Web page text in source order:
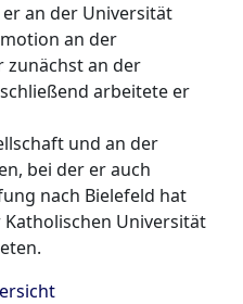
an der Universität
an der
zunächst an der
arbeitete er
und an der
bei der er auch
nach Bielefeld hat
Universität